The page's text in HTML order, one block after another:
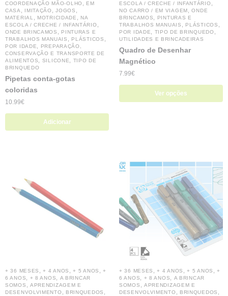
COORDENAÇÃO MÃO-OLHO
EM
CASA
IMITAÇÃO ,JOGOS
MATERIAL MOTRICIDADE
NA
ESCOLA / CRECHE / INFANTÁRIO
ONDE BRINCAMOS
PINTURAS E
TRABALHOS MANUAIS
PLÁSTICOS
POR IDADE
PREPARAÇÃO,
CONSERVAÇÃO E TRANSPORTE DE
ALIMENTOS
SILICONE
TIPO DE
BRINQUEDO
Pipetas conta-gotas
coloridas
10.99€
Adicionar
ESCOLA / CRECHE / INFANTÁRIO
NO CARRO / EM VIAGEM ,ONDE
BRINCAMOS
PINTURAS E
TRABALHOS MANUAIS
PLÁSTICOS
POR IDADE TIPO DE BRINQUEDO
UTILIDADES E BRINCADEIRAS
Quadro de Desenhar
Magnético
7.99€
Ver opções
+ 36 MESES ,+ 4 ANOS ,+ 5 ANOS ,+
6 ANOS
+ 8 ANOS
A BRINCAR
SOMOS
APRENDIZAGEM E
DESENVOLVIMENTO
BRINQUEDOS
+ 36 MESES ,+ 4 ANOS ,+ 5 ANOS ,+
6 ANOS
+ 8 ANOS
A BRINCAR
SOMOS
APRENDIZAGEM E
DESENVOLVIMENTO
BRINQUEDOS